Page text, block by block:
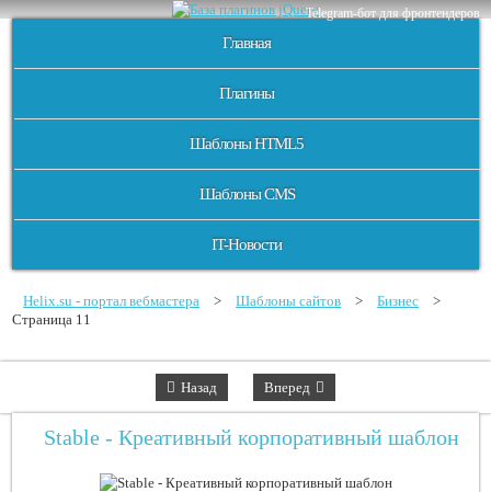
Telegram-бот для фронтендеров
Главная
Плагины
Шаблоны HTML5
Шаблоны CMS
IT-Новости
Helix.su - портал вебмастера > Шаблоны сайтов > Бизнес
>
Страница 11
Назад Вперед
Stable - Креативный корпоративный шаблон